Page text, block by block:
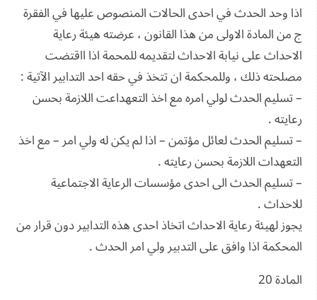
اذا وحد الحدث في احدى الحالات المنصوص عليها في الفقرة
ج من المادة الاولى من هذا القانون ، عرضته هيئة رعاية
الاحداث على نيابة الاحداث لتقديمه للمحمة اذا ااقتضت
مصلحته ذلك ، وللمحكمة ان تتخذ في حقه احد التدابير الآتية :
– تسليم الحدث لولي امره مع اخذ التعهداعت اللازمة بحسن
رعايته .
– تسليم الحدث لعائل مؤتمن – اذا لم يكن له ولي امر – مع اخذ
التعهدات اللازمة بحسن رعايته .
– تسليم الحدث الى احدى مؤسسات الرعاية الاجتماعية
للاحداث .
يجوز لهيئة رعاية الاحداث اتخاذ احدى هذه التدابير دون قرار من
المحكمة اذا وافق على التدبير ولي امر الحدث .
المادة 20